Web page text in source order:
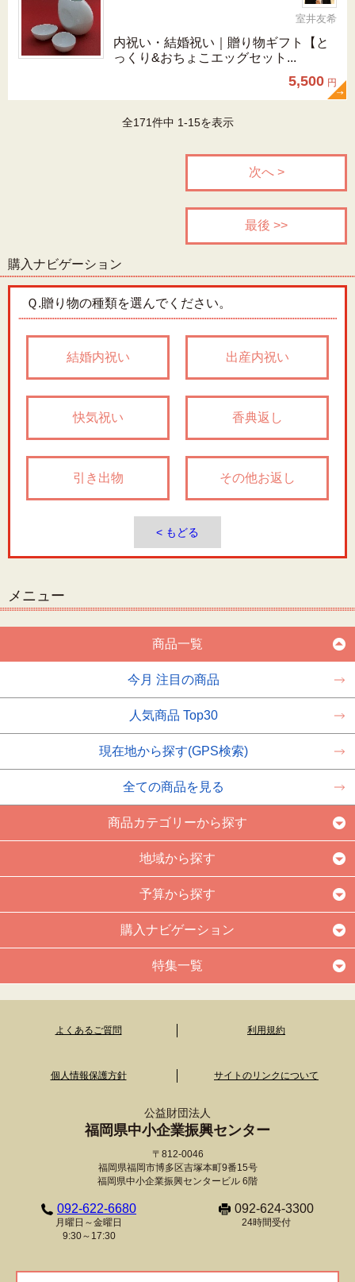
室井友希
内祝い・結婚祝い｜贈り物ギフト【と
っくり&おちょこエッグセット...
5,500 円
全171件中 1-15を表示
次へ >
最後 >>
購入ナビゲーション
Ｑ.贈り物の種類を選んでください。
結婚内祝い 出産内祝い
快気祝い 香典返し
引き出物 その他お返し
< もどる
メニュー
商品一覧
今月 注目の商品
人気商品 Top30
現在地から探す(GPS検索)
全ての商品を見る
商品カテゴリーから探す
地域から探す
予算から探す
購入ナビゲーション
特集一覧
よくあるご質問 利用規約
個人情報保護方針 サイトのリンクについて
公益財団法人
福岡県中小企業振興センター
〒812-0046
福岡県福岡市博多区吉塚本町9番15号
福岡県中小企業振興センタービル 6階
092-622-6680
月曜日～金曜日
9:30～17:30
092-624-3300
24時間受付